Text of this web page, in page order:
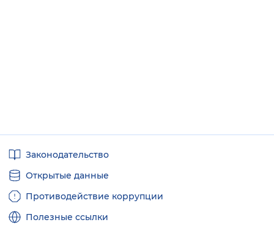
ссылкиЗаконодательство
Открытые данные
Противодействие коррупции
Полезные ссылки